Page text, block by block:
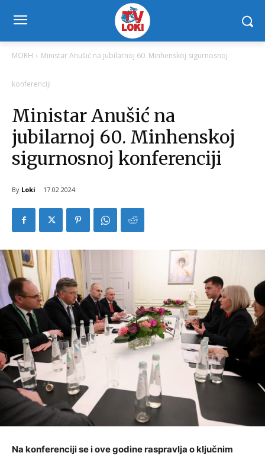
MORH Ministar Anušić na jubilarnoj 60. Minhenskoj sigurnosnoj
konferenciji
Ministar Anušić na
jubilarnoj 60. Minhenskoj
sigurnosnoj konferenciji
By Loki 17.02.2024.
Na konferenciji se i ove godine raspravlja o ključnim